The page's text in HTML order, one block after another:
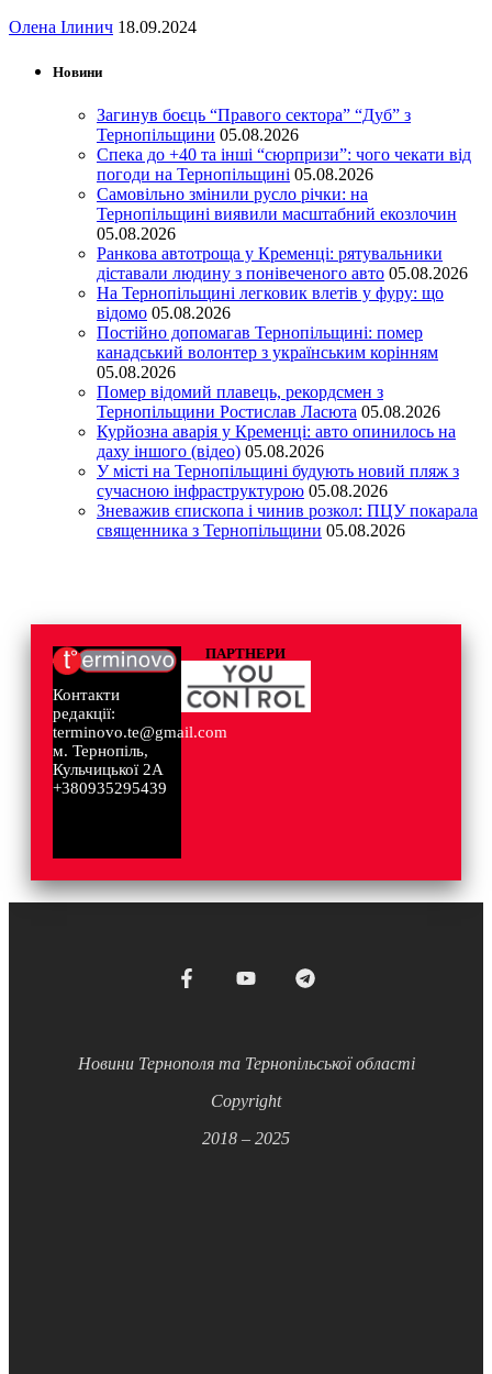
Олена Ілинич 18.09.2024
Новини
Загинув боєць “Правого сектора” “Дуб” з
Тернопільщини 05.08.2026
Спека до +40 та інші “сюрпризи”: чого чекати від
погоди на Тернопільщині 05.08.2026
Самовільно змінили русло річки: на
Тернопільщині виявили масштабний екозлочин
05.08.2026
Ранкова автотроща у Кременці: рятувальники
діставали людину з понівеченого авто 05.08.2026
На Тернопільщині легковик влетів у фуру: що
відомо 05.08.2026
Постійно допомагав Тернопільщині: помер
канадський волонтер з українським корінням
05.08.2026
Помер відомий плавець, рекордсмен з
Тернопільщини Ростислав Ласюта 05.08.2026
Курйозна аварія у Кременці: авто опинилось на
даху іншого (відео) 05.08.2026
У місті на Тернопільщині будують новий пляж з
сучасною інфраструктурою 05.08.2026
Зневажив єпископа і чинив розкол: ПЦУ покарала
священника з Тернопільщини 05.08.2026
Контакти
редакції:
terminovo.te@gmail.com
м. Тернопіль,
Кульчицької 2А
+380935295439
ПАРТНЕРИ
Новини Тернополя та Тернопільської області
Copyright
2018 – 2025